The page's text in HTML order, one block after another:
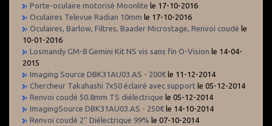
Porte-oculaire motorisé Moonlite le 17-10-2016
Oculaires Televue Radian 10mm le 17-10-2016
Oculaires, Barlow, Filtres, Baader Microstage, Renvoi coudé le
10-01-2016
Losmandy GM-8 Gemini Kit NS vis sans fin O-Vision le 14-04-
2015
Imaging Source DBK31AU03.AS - 200€ le 11-12-2014
Chercheur Takahashi 7x50 éclairé avec support le 05-12-2014
Renvoi coudé 50.8mm TS diélectrique le 05-12-2014
ImagingSource DBK31AU03.AS - 250€ le 14-10-2014
Renvoi coudé 2'' Diélectrique 99% le 07-10-2014